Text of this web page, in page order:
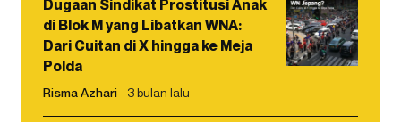
Dugaan Sindikat Prostitusi Anak
di Blok M yang Libatkan WNA:
Dari Cuitan di X hingga ke Meja
Polda
Risma Azhari 3 bulan lalu